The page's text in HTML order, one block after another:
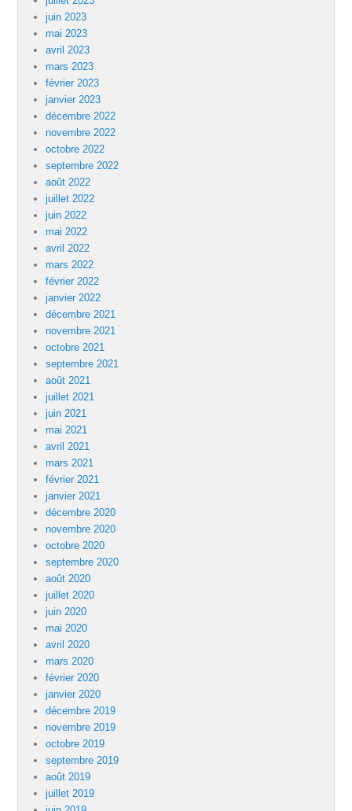
juin 2023
mai 2023
avril 2023
mars 2023
février 2023
janvier 2023
décembre 2022
novembre 2022
octobre 2022
septembre 2022
août 2022
juillet 2022
juin 2022
mai 2022
avril 2022
mars 2022
février 2022
janvier 2022
décembre 2021
novembre 2021
octobre 2021
septembre 2021
août 2021
juillet 2021
juin 2021
mai 2021
avril 2021
mars 2021
février 2021
janvier 2021
décembre 2020
novembre 2020
octobre 2020
septembre 2020
août 2020
juillet 2020
juin 2020
mai 2020
avril 2020
mars 2020
février 2020
janvier 2020
décembre 2019
novembre 2019
octobre 2019
septembre 2019
août 2019
juillet 2019